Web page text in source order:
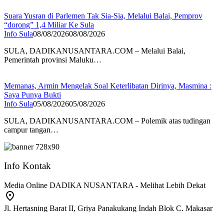
Suara Yusran di Parlemen Tak Sia-Sia, Melalui Balai, Pemprov
“dorong” 1,4 Miliar Ke Sula
Info Sula08/08/202608/08/2026
SULA, DADIKANUSANTARA.COM – Melalui Balai,
Pemerintah provinsi Maluku…
Memanas, Armin Mengelak Soal Keterlibatan Dirinya, Masmina :
Saya Punya Bukti
Info Sula05/08/202605/08/2026
SULA, DADIKANUSANTARA.COM – Polemik atas tudingan
campur tangan…
Info Kontak
Media Online DADIKA NUSANTARA - Melihat Lebih Dekat
Jl. Hertasning Barat II, Griya Panakukang Indah Blok C. Makasar